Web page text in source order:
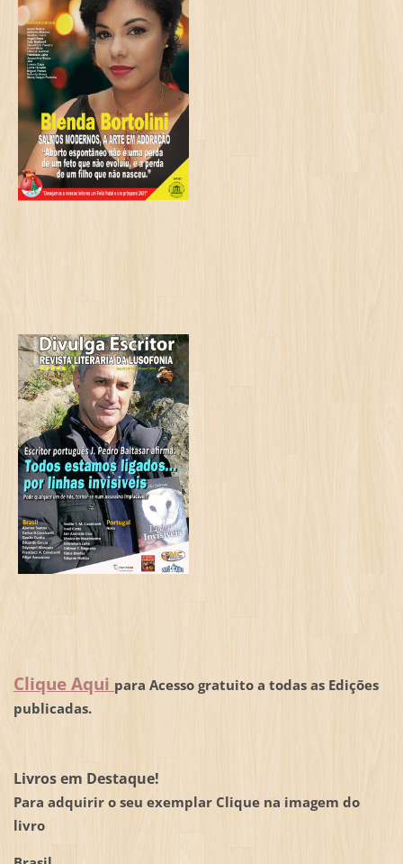
Clique Aqui para Acesso gratuito a todas as Edições
publicadas.
Livros em Destaque!
Para adquirir o seu exemplar Clique na imagem do
livro